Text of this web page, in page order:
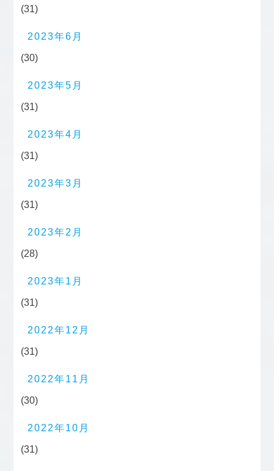
(31)
2023年6月
(30)
2023年5月
(31)
2023年4月
(31)
2023年3月
(31)
2023年2月
(28)
2023年1月
(31)
2022年12月
(31)
2022年11月
(30)
2022年10月
(31)